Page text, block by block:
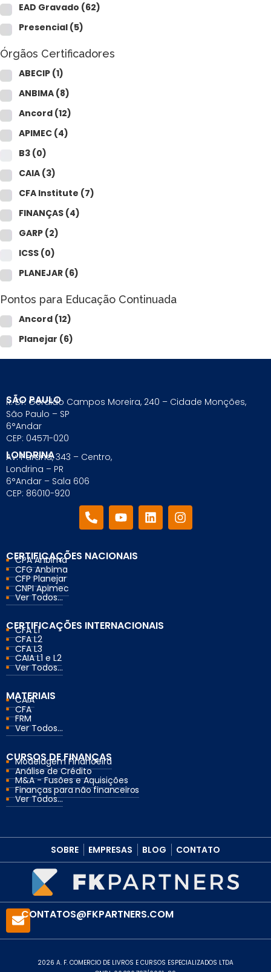
EAD Gravado (62)
Presencial (5)
Órgãos Certificadores
ABECIP (1)
ANBIMA (8)
Ancord (12)
APIMEC (4)
B3 (0)
CAIA (3)
CFA Institute (7)
FINANÇAS (4)
GARP (2)
ICSS (0)
PLANEJAR (6)
Pontos para Educação Continuada
Ancord (12)
Planejar (6)
SÃO PAULO
R. Dr. Geraldo Campos Moreira, 240 – Cidade Monções,
São Paulo – SP
6°Andar
CEP: 04571-020
LONDRINA
Av. Paraná, 343 – Centro,
Londrina – PR
6°Andar – Sala 606
CEP: 86010-920
CERTIFICAÇÕES NACIONAIS
CPA Anbima
CFG Anbima
CFP Planejar
CNPI Apimec
Ver Todos...
CERTIFICAÇÕES INTERNACIONAIS
CFA L1
CFA L2
CFA L3
CAIA L1 e L2
Ver Todos...
MATERIAIS
CAIA
CFA
FRM
Ver Todos...
CURSOS DE FINANÇAS
Modelagem Financeira
Análise de Crédito
M&A - Fusões e Aquisições
Finanças para não financeiros
Ver Todos...
SOBRE EMPRESAS BLOG CONTATO
CONTATOS@FKPARTNERS.COM
2026 A. F. COMERCIO DE LIVROS E CURSOS ESPECIALIZADOS LTDA